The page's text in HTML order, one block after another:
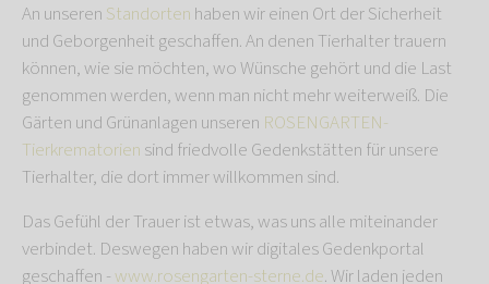
An unseren Standorten haben wir einen Ort der Sicherheit
und Geborgenheit geschaffen. An denen Tierhalter trauern
können, wie sie möchten, wo Wünsche gehört und die Last
genommen werden, wenn man nicht mehr weiterweiß. Die
Gärten und Grünanlagen unseren ROSENGARTEN-
Tierkrematorien sind friedvolle Gedenkstätten für unsere
Tierhalter, die dort immer willkommen sind.
Das Gefühl der Trauer ist etwas, was uns alle miteinander
verbindet. Deswegen haben wir digitales Gedenkportal
geschaffen -www.rosengarten-sterne.de. Wir laden jeden